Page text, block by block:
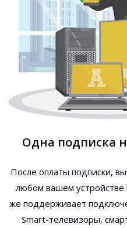
Одна подписка
После оплаты подписки,
любом вашем устройстве
же поддерживает
Smart-телевизоры,